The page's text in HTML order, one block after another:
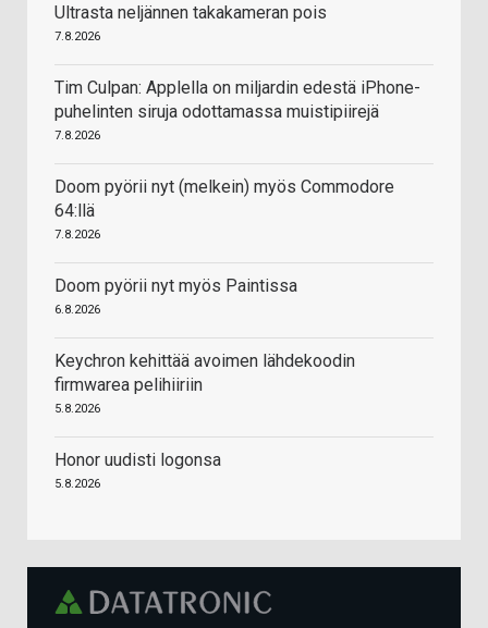
Ultrasta neljännen takakameran pois
7.8.2026
Tim Culpan: Applella on miljardin edestä iPhone-
puhelinten siruja odottamassa muistipiirejä
7.8.2026
Doom pyörii nyt (melkein) myös Commodore
64:llä
7.8.2026
Doom pyörii nyt myös Paintissa
6.8.2026
Keychron kehittää avoimen lähdekoodin
firmwarea pelihiiriin
5.8.2026
Honor uudisti logonsa
5.8.2026